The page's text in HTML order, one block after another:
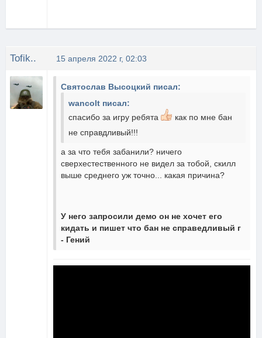
Tofik.. 15 апреля 2022 г, 02:03
Святослав Высоцкий писал:
wancolt писал:
спасибо за игру ребята
как по мне бан
не справдливый!!!
а за что тебя забанили? ничего
сверхестественного не видел за тобой, скилл
выше среднего уж точно... какая причина?
У него запросили демо он не хочет его
кидать и пишет что бан не справедливый г
- Гений